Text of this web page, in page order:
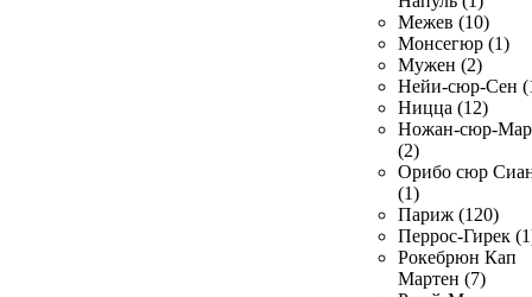
Межев (10)
Монсегюр (1)
Мужен (2)
Нейи-сюр-Сен
Ницца (12)
Ножан-сюр-
(2)
Орибо сюр
(1)
Париж (120)
Перрос-Гирек
Рокебрюн Кап
Мартен (7)